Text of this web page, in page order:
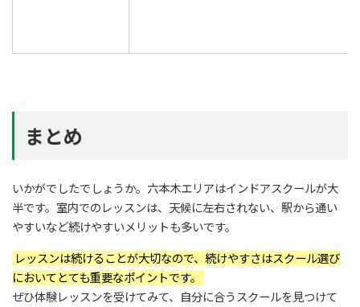
まとめ
いかがでしたでしょうか。六本木エリアはインドアスクールが大
半です。室内でのレッスンは、天候に左右されない、駅から通い
やすいなど続けやすいメリットも多いです。
レッスンは続けることが大切なので、続けやすさはスクール選び
においてとても重要なポイントです。
ぜひ体験レッスンを受けてみて、自分に合うスクールを見つけて